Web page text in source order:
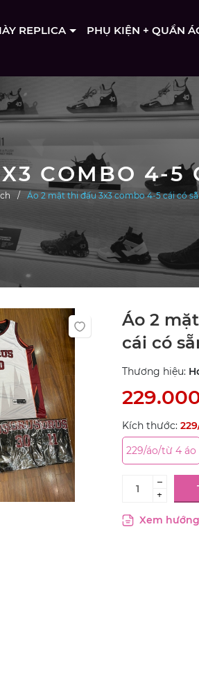
REPLICA
PHỤ KIỆN + QUẦN
COMBO 4-5
Áo 2 mặt thi đấu 3x3 combo 4-5 cái có
Áo 2
cái có
Thương hiệu:
Kích thước:
229/áo/từ 4 áo
–
+
Xem